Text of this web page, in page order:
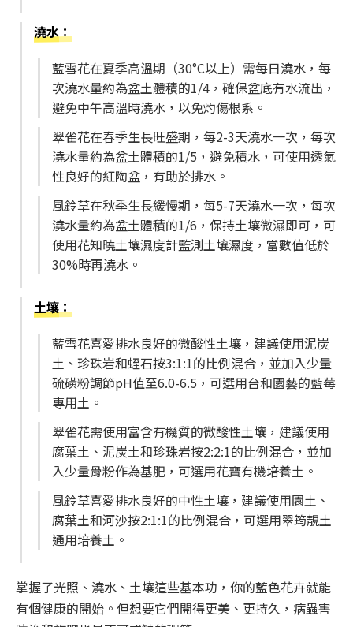
澆水：
藍雪花在夏季高溫期（30°C以上）需每日澆水，每
次澆水量約為盆土體積的1/4，確保盆底有水流出，
避免中午高溫時澆水，以免灼傷根系。
翠雀花在春季生長旺盛期，每2-3天澆水一次，每次
澆水量約為盆土體積的1/5，避免積水，可使用透氣
性良好的紅陶盆，有助於排水。
風鈴草在秋季生長緩慢期，每5-7天澆水一次，每次
澆水量約為盆土體積的1/6，保持土壤微濕即可，可
使用花知曉土壤濕度計監測土壤濕度，當數值低於
30%時再澆水。
土壤 ：
藍雪花喜愛排水良好的微酸性土壤，建議使用泥炭
土、珍珠岩和蛭石按3:1:1的比例混合，並加入少量
硫磺粉調節pH值至6.0-6.5，可選用台和園藝的藍莓
專用土。
翠雀花需使用富含有機質的微酸性土壤，建議使用
腐葉土、泥炭土和珍珠岩按2:2:1的比例混合，並加
入少量骨粉作為基肥，可選用花寶有機培養土。
風鈴草喜愛排水良好的中性土壤，建議使用園土、
腐葉土和河沙按2:1:1的比例混合，可選用翠筠靚土
通用培養土。
掌握了光照、澆水、土壤這些基本功，你的藍色花卉就能
有個健康的開始。但想要它們開得更美、更持久，病蟲害